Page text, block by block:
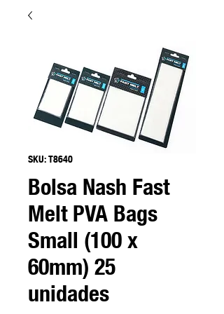
SKU: T8640
Bolsa Nash Fast
Melt PVA Bags
Small (100 x
60mm) 25
unidades